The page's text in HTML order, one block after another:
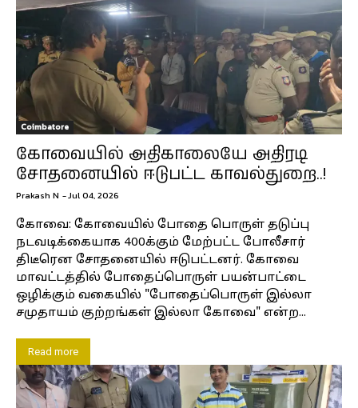
Coimbatore
கோவையில் அதிகாலையே அதிரடி
சோதனையில் ஈடுபட்ட காவல்துறை..!
Prakash N -Jul 04, 2026
கோவை: கோவையில் போதை பொருள் தடுப்பு
நடவடிக்கையாக 400க்கும் மேற்பட்ட போலீசார்
திடீரென சோதனையில் ஈடுபட்டனர். கோவை
மாவட்டத்தில் போதைப்பொருள் பயன்பாட்டை
ஒழிக்கும் வகையில் "போதைப்பொருள் இல்லா
சமுதாயம் குற்றங்கள் இல்லா கோவை" என்ற...
Read more